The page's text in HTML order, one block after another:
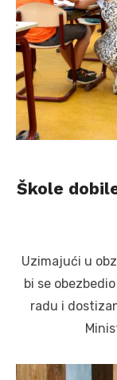
Škole
Uzimajući u
bi se
radu i